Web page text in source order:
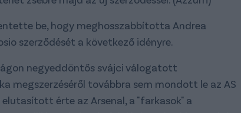
be, hogy meghosszabbította Andrea
szerződését a következő idényre.
negyeddöntős svájci válogatott
megszerzéséről továbbra sem mondott le az AS
érte az Arsenal, a "farkasok" a